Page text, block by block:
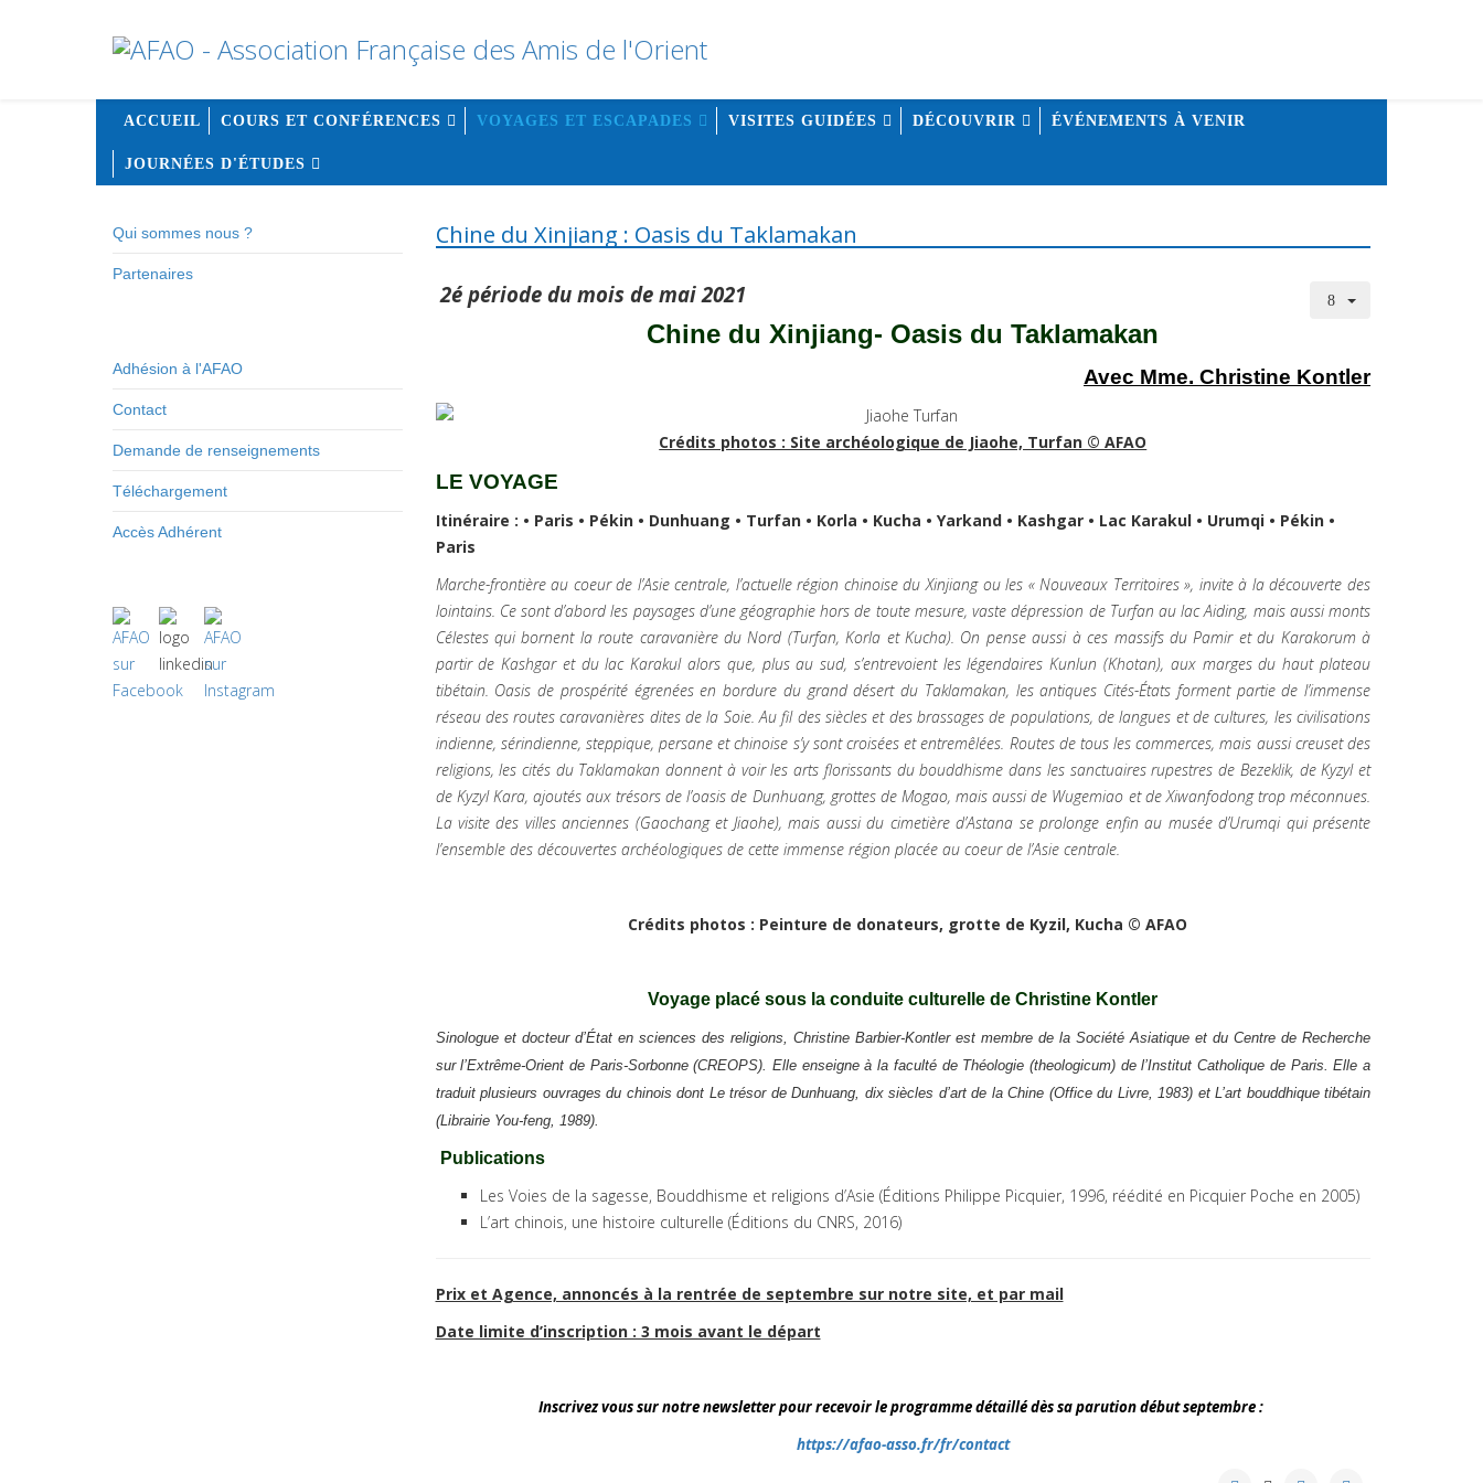
ACCUEIL COURS ET CONFÉRENCES VOYAGES ET ESCAPADES VISITES GUIDÉES DÉCOUVRIR ÉVÉNEMENTS À VENIR
JOURNÉES D'ÉTUDES
Qui sommes nous ?
Partenaires
Adhésion à l'AFAO
Contact
Demande de renseignements
Téléchargement
Accès Adhérent
Chine du Xinjiang : Oasis du Taklamakan
2é période du mois de mai 2021
Chine du Xinjiang- Oasis du Taklamakan
Avec Mme. Christine Kontler
Crédits photos : Site archéologique de Jiaohe, Turfan © AFAO
LE VOYAGE
Itinéraire : • Paris • Pékin • Dunhuang • Turfan • Korla • Kucha • Yarkand • Kashgar • Lac Karakul • Urumqi • Pékin •
Paris
Marche-frontière au coeur de l’Asie centrale, l’actuelle région chinoise du Xinjiang ou les « Nouveaux Territoires », invite à la découverte des
lointains. Ce sont d’abord les paysages d’une géographie hors de toute mesure, vaste dépression de Turfan au lac Aiding, mais aussi monts
Célestes qui bornent la route caravanière du Nord (Turfan, Korla et Kucha). On pense aussi à ces massifs du Pamir et du Karakorum à
partir de Kashgar et du lac Karakul alors que, plus au sud, s’entrevoient les légendaires Kunlun (Khotan), aux marges du haut plateau
tibétain. Oasis de prospérité égrenées en bordure du grand désert du Taklamakan, les antiques Cités-États forment partie de l’immense
réseau des routes caravanières dites de la Soie. Au fil des siècles et des brassages de populations, de langues et de cultures, les civilisations
indienne, sérindienne, steppique, persane et chinoise s’y sont croisées et entremêlées. Routes de tous les commerces, mais aussi creuset des
religions, les cités du Taklamakan donnent à voir les arts florissants du bouddhisme dans les sanctuaires rupestres de Bezeklik, de Kyzyl et
de Kyzyl Kara, ajoutés aux trésors de l’oasis de Dunhuang, grottes de Mogao, mais aussi de Wugemiao et de Xiwanfodong trop méconnues.
La visite des villes anciennes (Gaochang et Jiaohe), mais aussi du cimetière d’Astana se prolonge enfin au musée d’Urumqi qui présente
l’ensemble des découvertes archéologiques de cette immense région placée au coeur de l’Asie centrale.
Crédits photos : Peinture de donateurs, grotte de Kyzil, Kucha © AFAO
Voyage placé sous la conduite culturelle de Christine Kontler
Sinologue et docteur d’État en sciences des religions, Christine Barbier-Kontler est membre de la Société Asiatique et du Centre de Recherche
sur l’Extrême-Orient de Paris-Sorbonne (CREOPS). Elle enseigne à la faculté de Théologie (theologicum) de l’Institut Catholique de Paris. Elle a
traduit plusieurs ouvrages du chinois dont Le trésor de Dunhuang, dix siècles d’art de la Chine (Office du Livre, 1983) et L’art bouddhique tibétain
(Librairie You-feng, 1989).
Publications
Les Voies de la sagesse, Bouddhisme et religions d’Asie (Éditions Philippe Picquier, 1996, réédité en Picquier Poche en 2005)
L’art chinois, une histoire culturelle (Éditions du CNRS, 2016)
Prix et Agence, annoncés à la rentrée de septembre sur notre site, et par mail
Date limite d’inscription : 3 mois avant le départ
Inscrivez vous sur notre newsletter pour recevoir le programme détaillé dès sa parution début septembre :
https://afao-asso.fr/fr/contact